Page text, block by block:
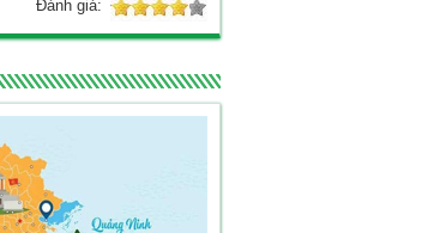
Đánh giá: